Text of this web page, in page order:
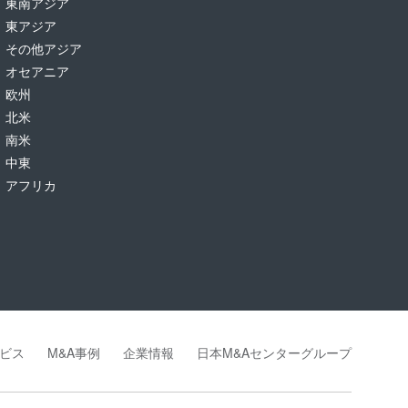
東アジア
その他アジア
オセアニア
欧州
北米
南米
中東
アフリカ
ス M&A事例 企業情報 日本M&Aセンターグループ